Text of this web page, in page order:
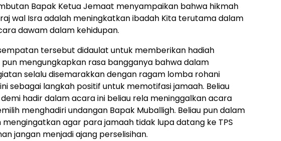
Bapak Ketua Jemaat menyampaikan bahwa hikmah
wal Isra adalah meningkatkan ibadah Kita terutama dalam
dawam dalam kehidupan.
tersebut didaulat untuk memberikan hadiah
mengungkapkan rasa bangganya bahwa dalam
selalu disemarakkan dengan ragam lomba rohani
sebagai langkah positif untuk memotifasi jamaah. Beliau
hadir dalam acara ini beliau rela meninggalkan acara
menghadiri undangan Bapak Muballigh. Beliau pun dalam
agar para jamaah tidak lupa datang ke TPS
jangan menjadi ajang perselisihan.